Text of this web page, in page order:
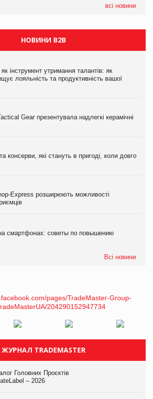
всі новини
НОВИНИ B2B
інструмент утримання талантів: як
лояльність та продуктивність вашої
Gear презентувала надлегкі керамічні
консерви, які стануть в пригоді, коли довго
Express розширюють можливості
смартфонах: советы по повышению
Всі новини
ЖУРНАЛ TRADEMASTER
Головних Проєктів
– 2026